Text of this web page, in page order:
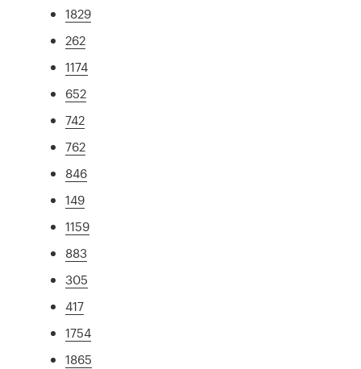
1829
262
1174
652
742
762
846
149
1159
883
305
417
1754
1865